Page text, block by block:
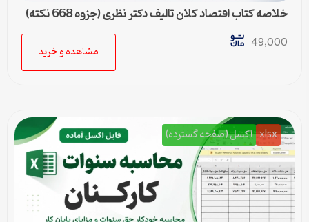
خلاصه کتاب اقتصاد کلان تالیف دکتر نظری (جزوه 668 نکته)
49,000
مشاهده و خرید
xlsx اکسل (صفحه گسترده)